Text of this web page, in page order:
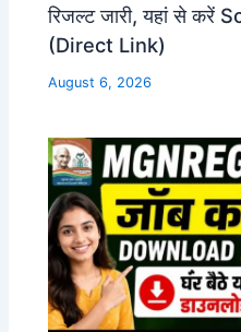
रिजल्ट जारी, यहां से
(Direct Link)
August 6, 2026